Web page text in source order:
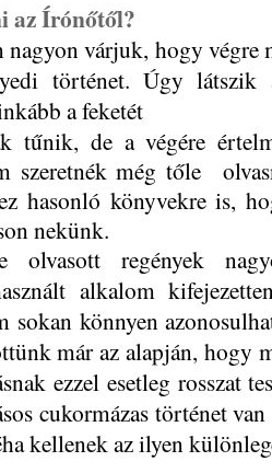
az Írónőtől?
várjuk, hogy végre
történet. Úgy látszik
a feketét
tűnik, de a végére
szeretnék még tőle
hasonló könyvekre is,
nekünk.
regények
alkalom
sokan könnyen
már az alapján, hogy
ezzel esetleg rosszat
cukormázas történet
kellenek az ilyen